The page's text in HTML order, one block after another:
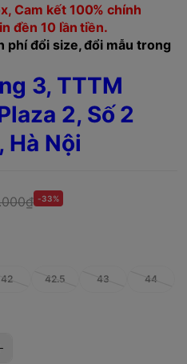
Cam kết 100% chính
đền 10 lần tiền.
phí đổi size, đổi mẫu trong
3, TTTM
2, Số 2
Hà Nội
-33%
42 42.5 43 44